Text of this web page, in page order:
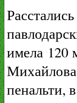
имела 120
пенальти,